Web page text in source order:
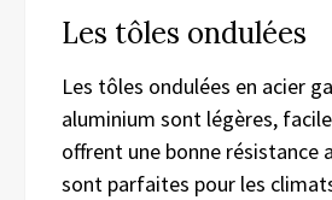
Les tôles ondulées
Les tôles ondulées en acier
aluminium sont légères,
offrent une bonne résistance
sont parfaites pour les